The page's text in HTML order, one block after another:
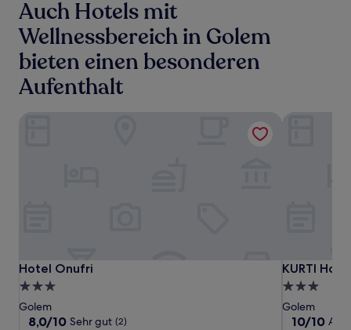
Auch Hotels mit
Wellnessbereich in Golem
bieten einen besonderen
Aufenthalt
Hotel
Onufri
Hotel
Onufri
Hotel Onufri
Hotel Onufri
3.0-
Sterne-
Unterkunft
Golem
8.0
8,0/10 Sehr gut (2)
Hotel Onufri
KURTI
Hotel
KURTI
KURTI Hotel
3.0-
Sterne-
Unterkunft
Golem
10.0
10/10
KURTI Hotel